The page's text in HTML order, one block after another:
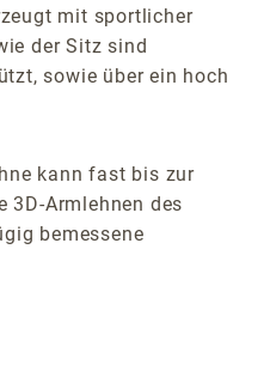
mit sportlicher
der Sitz sind
sowie über ein hoch
kann fast bis zur
Armlehnen des
bemessene